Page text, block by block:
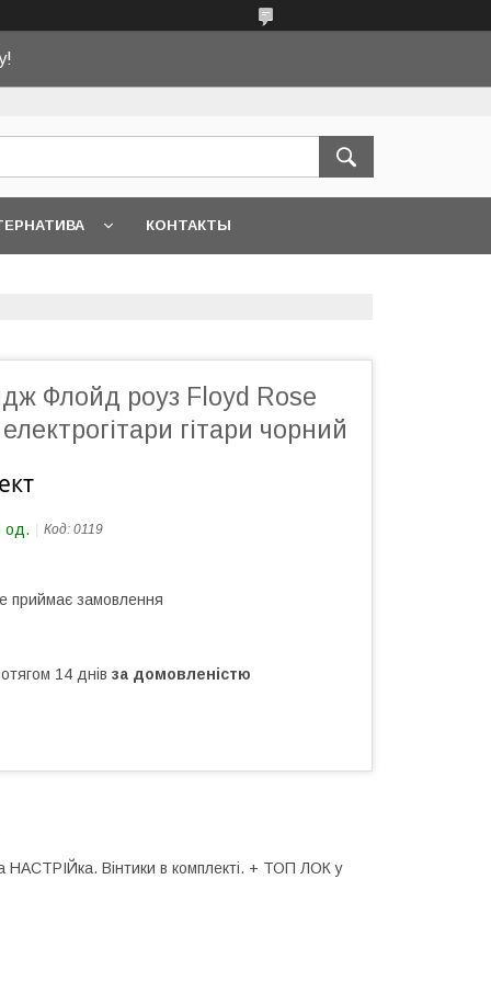
КОНТАКТЫ
Флойд роуз Floyd Rose
гітари чорний
од. Код: 0119
приймає замовлення
14 днів за домовленістю
Вінтики в комплекті. + ТОП ЛОК у